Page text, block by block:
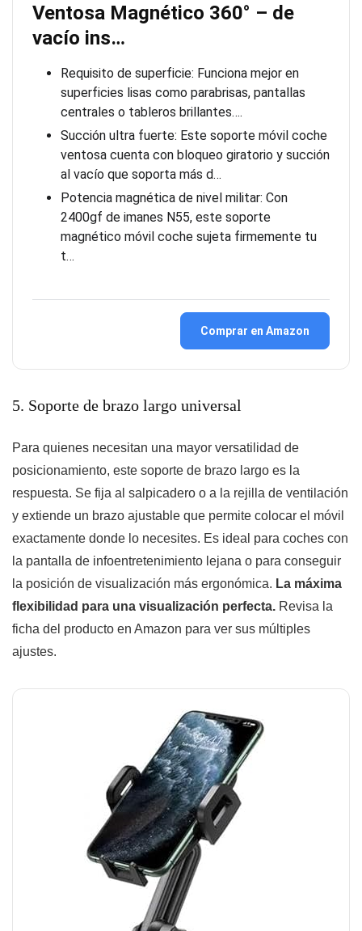
Ventosa Magnético 360° – de
vacío ins…
Requisito de superficie: Funciona mejor en
superficies lisas como parabrisas, pantallas
centrales o tableros brillantes….
Succión ultra fuerte: Este soporte móvil coche
ventosa cuenta con bloqueo giratorio y succión
al vacío que soporta más d…
Potencia magnética de nivel militar: Con
2400gf de imanes N55, este soporte
magnético móvil coche sujeta firmemente tu
t…
Comprar en Amazon
5. Soporte de brazo largo universal
Para quienes necesitan una mayor versatilidad de
posicionamiento, este soporte de brazo largo es la
respuesta. Se fija al salpicadero o a la rejilla de ventilación
y extiende un brazo ajustable que permite colocar el móvil
exactamente donde lo necesites. Es ideal para coches con
la pantalla de infoentretenimiento lejana o para conseguir
la posición de visualización más ergonómica. La máxima
flexibilidad para una visualización perfecta. Revisa la
ficha del producto en Amazon para ver sus múltiples
ajustes.